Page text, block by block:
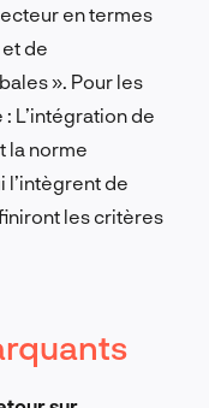
en termes
de
». Pour les
L’intégration de
la norme
l’intègrent de
les critères